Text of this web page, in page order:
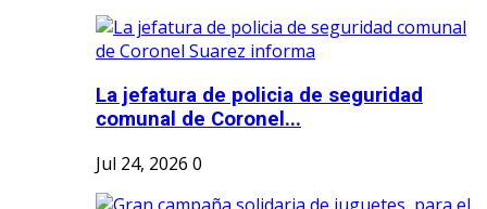
La jefatura de policia de seguridad
comunal de Coronel...
Jul 24, 2026 0